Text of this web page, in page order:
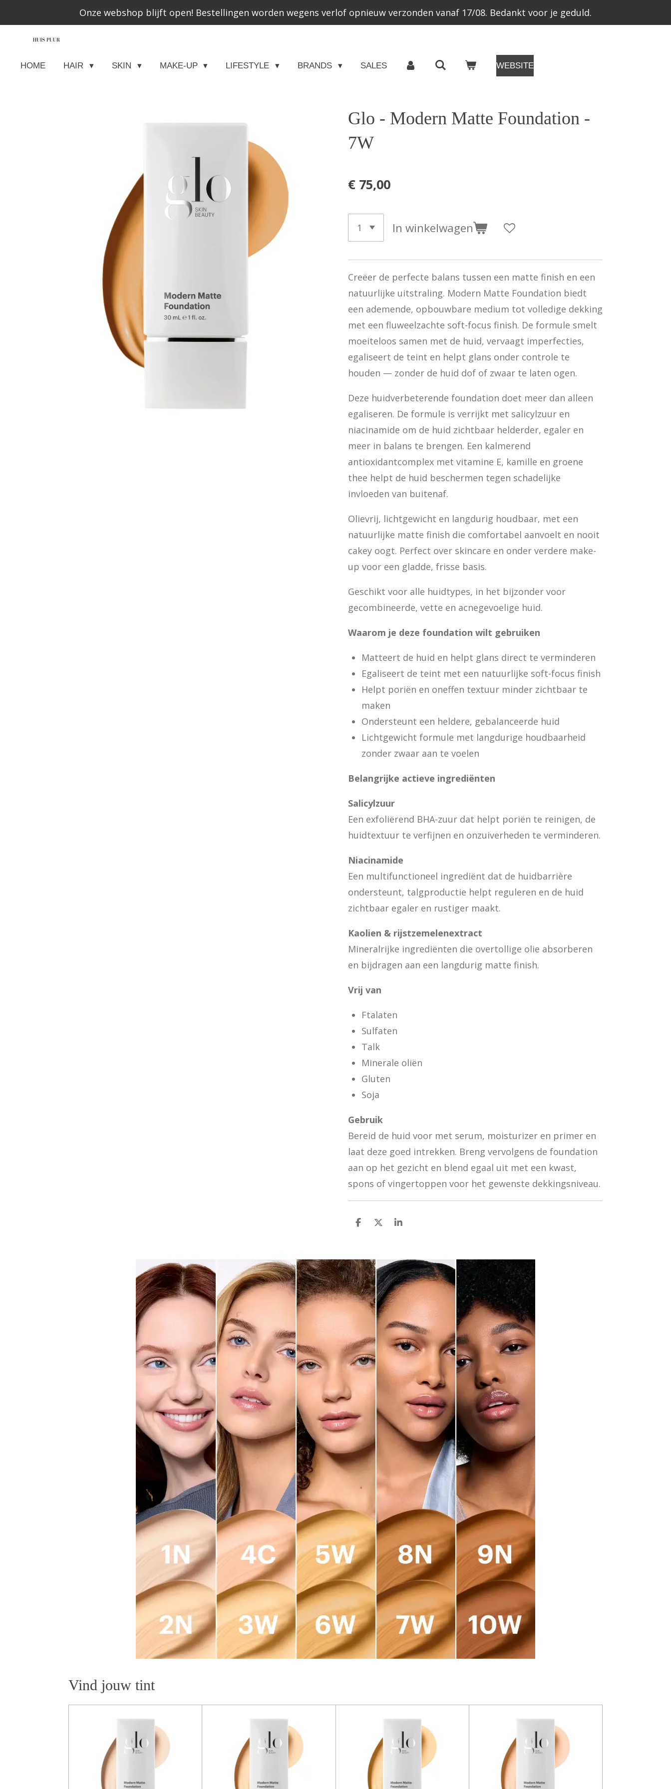
Onze webshop blijft open! Bestellingen worden wegens verlof opnieuw verzonden vanaf 17/08. Bedankt voor je geduld.
HOME HAIR SKIN MAKE-UP LIFESTYLE BRANDS SALES WEBSITE
Glo - Modern Matte Foundation -
7W
€ 75,00
In winkelwagen
Creëer de perfecte balans tussen een matte finish en een
natuurlijke uitstraling. Modern Matte Foundation biedt
een ademende, opbouwbare medium tot volledige dekking
met een fluweelzachte soft-focus finish. De formule smelt
moeiteloos samen met de huid, vervaagt imperfecties,
egaliseert de teint en helpt glans onder controle te
houden — zonder de huid dof of zwaar te laten ogen.
Deze huidverbeterende foundation doet meer dan alleen
egaliseren. De formule is verrijkt met salicylzuur en
niacinamide om de huid zichtbaar helderder, egaler en
meer in balans te brengen. Een kalmerend
antioxidantcomplex met vitamine E, kamille en groene
thee helpt de huid beschermen tegen schadelijke
invloeden van buitenaf.
Olievrij, lichtgewicht en langdurig houdbaar, met een
natuurlijke matte finish die comfortabel aanvoelt en nooit
cakey oogt. Perfect over skincare en onder verdere make-
up voor een gladde, frisse basis.
Geschikt voor alle huidtypes, in het bijzonder voor
gecombineerde, vette en acnegevoelige huid.
Waarom je deze foundation wilt gebruiken
Matteert de huid en helpt glans direct te verminderen
Egaliseert de teint met een natuurlijke soft-focus finish
Helpt poriën en oneffen textuur minder zichtbaar te
maken
Ondersteunt een heldere, gebalanceerde huid
Lichtgewicht formule met langdurige houdbaarheid
zonder zwaar aan te voelen
Belangrijke actieve ingrediënten
Salicylzuur
Een exfoliërend BHA-zuur dat helpt poriën te reinigen, de
huidtextuur te verfijnen en onzuiverheden te verminderen.
Niacinamide
Een multifunctioneel ingrediënt dat de huidbarrière
ondersteunt, talgproductie helpt reguleren en de huid
zichtbaar egaler en rustiger maakt.
Kaolien & rijstzemelenextract
Mineralrijke ingrediënten die overtollige olie absorberen
en bijdragen aan een langdurig matte finish.
Vrij van
Ftalaten
Sulfaten
Talk
Minerale oliën
Gluten
Soja
Gebruik
Bereid de huid voor met serum, moisturizer en primer en
laat deze goed intrekken. Breng vervolgens de foundation
aan op het gezicht en blend egaal uit met een kwast,
spons of vingertoppen voor het gewenste dekkingsniveau.
D
n
D
S
e
Vind jouw tint